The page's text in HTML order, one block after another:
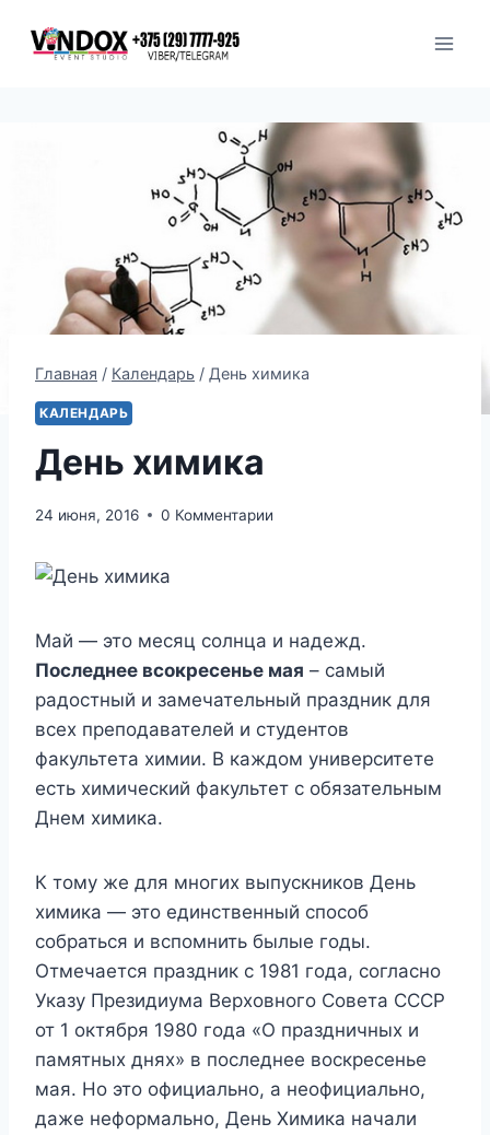
Главная / Календарь / День химика
КАЛЕНДАРЬ
День химика
24 июня, 2016 0 Комментарии
Май — это месяц солнца и надежд.
Последнее всокресенье мая – самый
радостный и замечательный праздник для
всех преподавателей и студентов
факультета химии. В каждом университете
есть химический факультет с обязательным
Днем химика.
К тому же для многих выпускников День
химика — это единственный способ
собраться и вспомнить былые годы.
Отмечается праздник с 1981 года, согласно
Указу Президиума Верховного Совета СССР
от 1 октября 1980 года «О праздничных и
памятных днях» в последнее воскресенье
мая. Но это официально, а неофициально,
даже неформально, День Химика начали